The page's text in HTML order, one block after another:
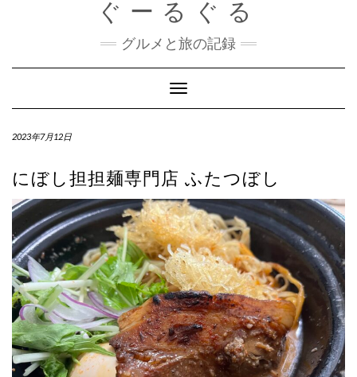
ぐーるぐる
グルメと旅の記録
Toggle
Navigation
2023年7月12日
にぼし担担麺専門店 ふたつぼし